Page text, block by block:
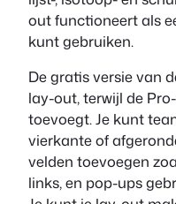
out functioneert als
kunt gebruiken.
De gratis versie van
lay-out, terwijl de
toevoegt. Je kunt
vierkante of
velden toevoegen
links, en pop-ups